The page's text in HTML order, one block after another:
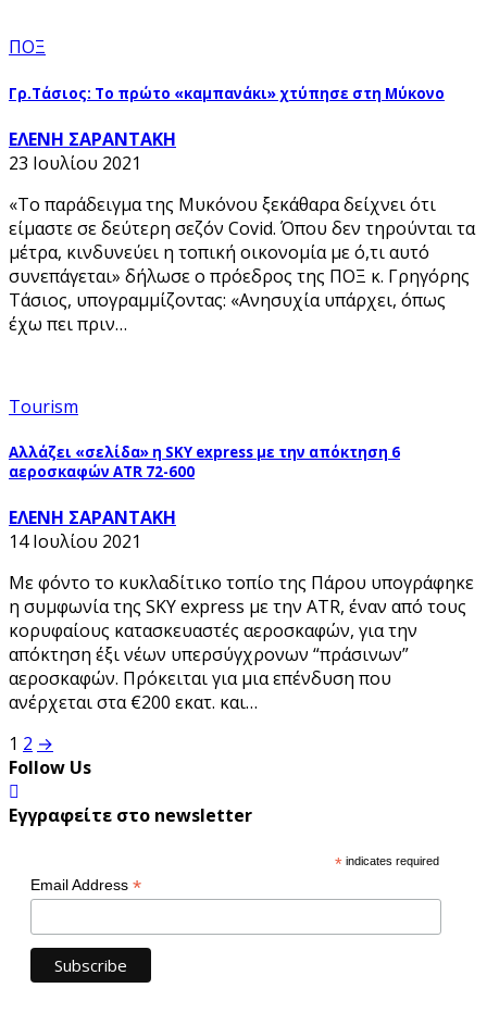
ΠΟΞ
Γρ.Τάσιος: Το πρώτο «καμπανάκι» χτύπησε στη Μύκονο
ΕΛΕΝΗ ΣΑΡΑΝΤΑΚΗ
23 Ιουλίου 2021
«Το παράδειγμα της Μυκόνου ξεκάθαρα δείχνει ότι
είμαστε σε δεύτερη σεζόν Covid. Όπου δεν τηρούνται τα
μέτρα, κινδυνεύει η τοπική οικονομία με ό,τι αυτό
συνεπάγεται» δήλωσε ο πρόεδρος της ΠΟΞ κ. Γρηγόρης
Τάσιος, υπογραμμίζοντας: «Ανησυχία υπάρχει, όπως
έχω πει πριν…
Tourism
Αλλάζει «σελίδα» η SKY express με την απόκτηση 6
αεροσκαφών ATR 72-600
ΕΛΕΝΗ ΣΑΡΑΝΤΑΚΗ
14 Ιουλίου 2021
Με φόντο το κυκλαδίτικο τοπίο της Πάρου υπογράφηκε
η συμφωνία της SKY express με την ATR, έναν από τους
κορυφαίους κατασκευαστές αεροσκαφών, για την
απόκτηση έξι νέων υπερσύγχρονων “πράσινων”
αεροσκαφών. Πρόκειται για μια επένδυση που
ανέρχεται στα €200 εκατ. και…
Σελιδοποίηση
άρθρων
1 2 →
Follow Us
Εγγραφείτε στο newsletter
* indicates required
Email Address *